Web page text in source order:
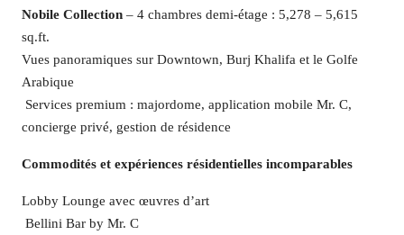
Nobile Collection – 4 chambres demi-étage : 5,278 – 5,615
sq.ft.
Vues panoramiques sur Downtown, Burj Khalifa et le Golfe
Arabique
️ Services premium : majordome, application mobile Mr. C,
concierge privé, gestion de résidence
Commodités et expériences résidentielles incomparables
Lobby Lounge avec œuvres d’art
️ Bellini Bar by Mr. C